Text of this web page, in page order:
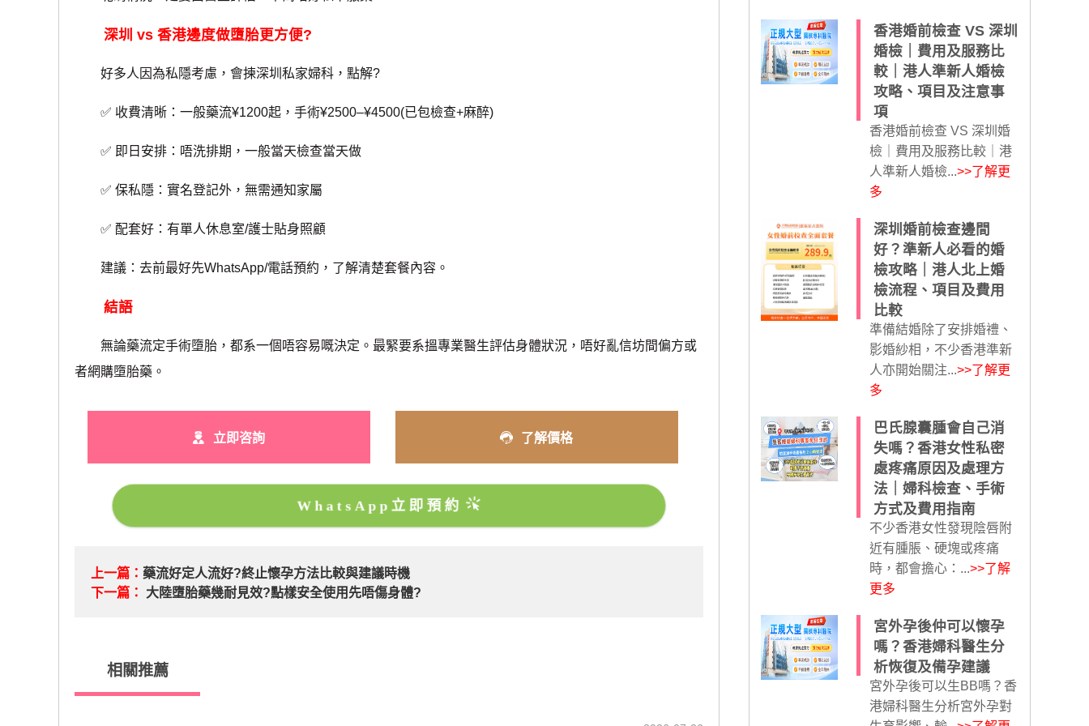
深圳 vs 香港邊度做墮胎更方便?
好多人因為私隱考慮，會揀深圳私家婦科，點解?
✅ 收費清晰：一般藥流¥1200起，手術¥2500–¥4500(已包檢查+麻醉)
✅ 即日安排：唔洗排期，一般當天檢查當天做
✅ 保私隱：實名登記外，無需通知家屬
✅ 配套好：有單人休息室/護士貼身照顧
建議：去前最好先WhatsApp/電話預約，了解清楚套餐內容。
結語
無論藥流定手術墮胎，都系一個唔容易嘅決定。最緊要系搵專業醫生評估身體狀況，唔好亂信坊間偏方或
者網購墮胎藥。
立即咨詢 了解價格
WhatsApp立即預約
上一篇： 藥流好定人流好?終止懷孕方法比較與建議時機
下一篇：
大陸墮胎藥幾耐見效?點樣安全使用先唔傷身體?
相關推薦
香港婚前檢查 VS 深圳
婚檢｜費用及服務比
較｜港人準新人婚檢
攻略、項目及注意事
項
香港婚前檢查 VS 深圳婚
檢｜費用及服務比較｜港
人準新人婚檢...>>了解更
多
深圳婚前檢查邊間
好？準新人必看的婚
檢攻略｜港人北上婚
檢流程、項目及費用
比較
準備結婚除了安排婚禮、
影婚紗相，不少香港準新
人亦開始關注...>>了解更
多
巴氏腺囊腫會自己消
失嗎？香港女性私密
處疼痛原因及處理方
法｜婦科檢查、手術
方式及費用指南
不少香港女性發現陰唇附
近有腫脹、硬塊或疼痛
時，都會擔心：...>>了解
更多
宮外孕後仲可以懷孕
嗎？香港婦科醫生分
析恢復及備孕建議
宮外孕後可以生BB嗎？香
港婦科醫生分析宮外孕對